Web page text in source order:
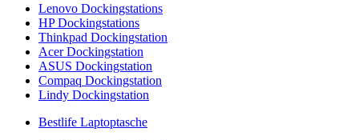
Lenovo Dockingstations
HP Dockingstations
Thinkpad Dockingstation
Acer Dockingstation
ASUS Dockingstation
Compaq Dockingstation
Lindy Dockingstation
Bestlife Laptoptasche